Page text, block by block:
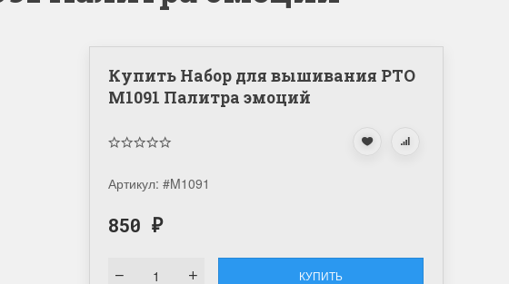
Купить Набор для вышивания РТО
M1091 Палитра эмоций
Артикул: #M1091
850 ₽
КУПИТЬ